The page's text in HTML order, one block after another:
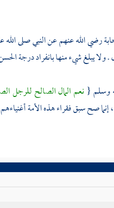
رضي الله عنهم عن النبي صلى
يبلغ شيء منها بانفراد درجة
وسلم {نعم المال الصالح للرجل
صح سبق فقراء هذه الأمة